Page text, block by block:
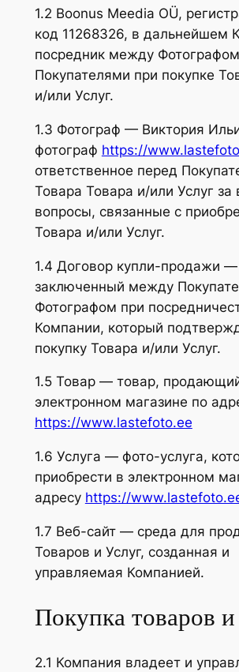
1.2 Boonus Meedia OÜ,
код 11268326, в дальнейшем
посредник между
Покупателями при покупке
и/или Услуг.
1.3 Фотограф — Виктория
фотограф https://
ответственное перед
Товара Товара и/или Услуг за
вопросы, связанные с
Товара и/или Услуг.
1.4 Договор купли-продажи —
заключенный между
Фотографом при
Компании, который
покупку Товара и/или Услуг.
1.5 Товар — товар,
электронном магазине по
https://www.lastefoto.ee
1.6 Услуга — фото-услуга,
приобрести в электронном
адресу https://
1.7 Веб-сайт — среда для
Товаров и Услуг, созданная и
управляемая Компанией.
Покупка товаров
2.1 Компания владеет и